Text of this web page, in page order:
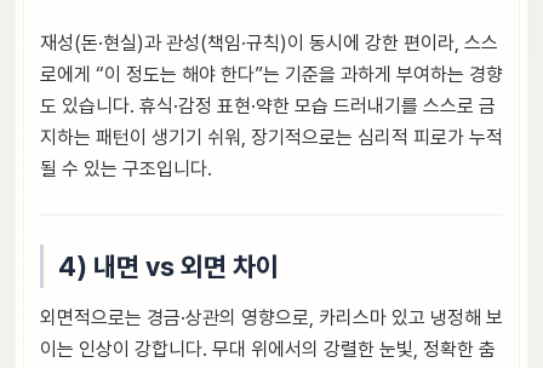
재성(돈·현실)과 관성(책임·규칙)이 동시에 강한 편이라, 스스
로에게 “이 정도는 해야 한다”는 기준을 과하게 부여하는 경향
도 있습니다. 휴식·감정 표현·약한 모습 드러내기를 스스로 금
지하는 패턴이 생기기 쉬워, 장기적으로는 심리적 피로가 누적
될 수 있는 구조입니다.
4) 내면 vs 외면 차이
외면적으로는 경금·상관의 영향으로, 카리스마 있고 냉정해 보
이는 인상이 강합니다. 무대 위에서의 강렬한 눈빛, 정확한 춤